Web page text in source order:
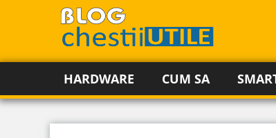
HARDWARE CUM SA